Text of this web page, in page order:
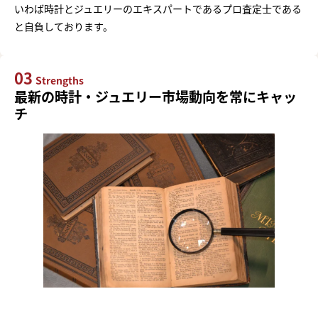
いわば時計とジュエリーのエキスパートであるプロ査定士である
と自負しております。
03 Strengths
最新の時計・ジュエリー市場動向を常にキャッ
チ